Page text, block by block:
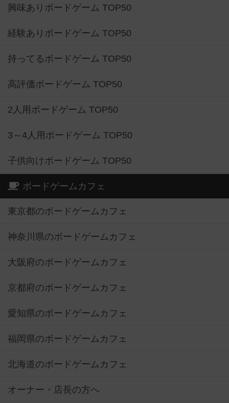
興味ありボードゲーム TOP50
経験ありボードゲーム TOP50
持ってるボードゲーム TOP50
高評価ボードゲーム TOP50
2人用ボードゲーム TOP50
3～4人用ボードゲーム TOP50
子供向けボードゲーム TOP50
ボードゲームカフェ
東京都のボードゲームカフェ
神奈川県のボードゲームカフェ
大阪府のボードゲームカフェ
京都府のボードゲームカフェ
愛知県のボードゲームカフェ
福岡県のボードゲームカフェ
北海道のボードゲームカフェ
オーナー・店長の方へ